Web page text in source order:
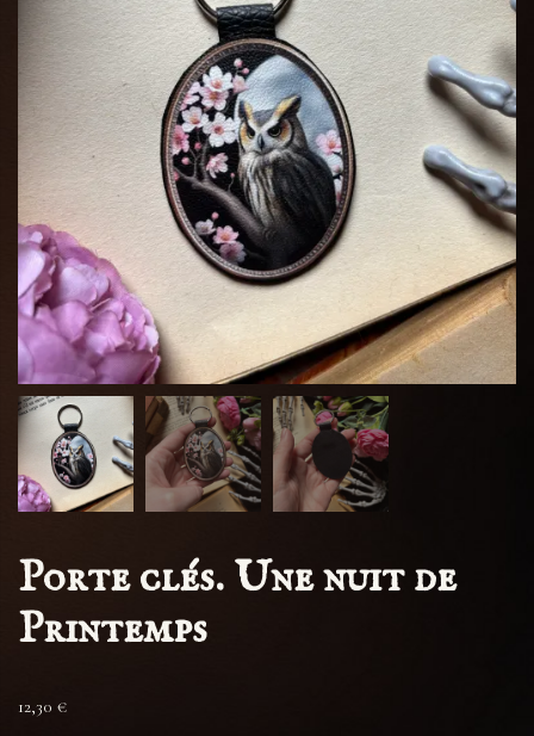
Porte clés. Une nuit de
Printemps
12,30 €